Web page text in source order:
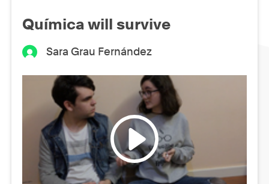
Química will survive
Sara Grau Fernández